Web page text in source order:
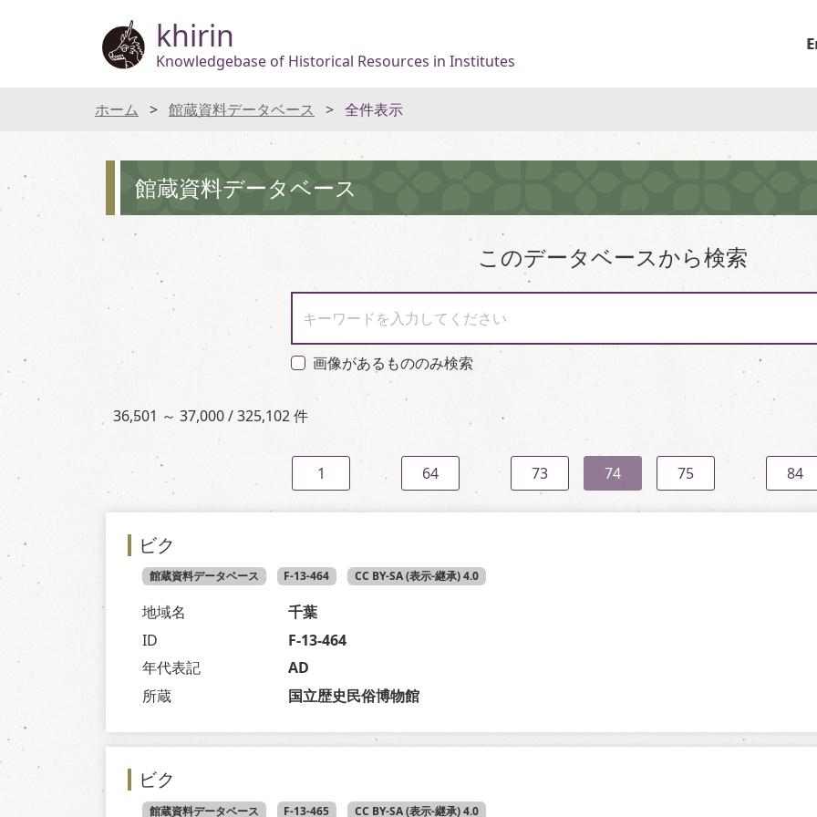
khirin
Knowledgebase of Historical Resources in Institutes
ホーム 館蔵資料データベース 全件表示
館蔵資料データベース
このデータベースから検索
キーワードを入力してください
画像があるもののみ検索
36,501 ～ 37,000 / 325,102 件
1 64 73 74 75 84
ビク
館蔵資料データベース F-13-464 CC BY-SA (表示-継承) 4.0
地域名
千葉
ID
F-13-464
年代表記
AD
所蔵
国立歴史民俗博物館
ビク
館蔵資料データベース F-13-465 CC BY-SA (表示-継承) 4.0